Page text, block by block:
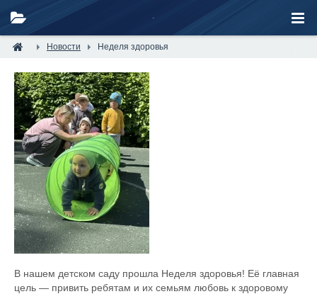
Новости Неделя здоровья
В нашем детском саду прошла Неделя здоровья! Её главная
цель — привить ребятам и их семьям любовь к здоровому